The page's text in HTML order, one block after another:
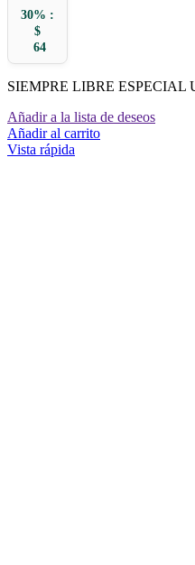
30% :
$
64
SIEMPRE LIBRE ESPECIAL
Añadir a la lista de deseos
Añadir al carrito
Vista rápida